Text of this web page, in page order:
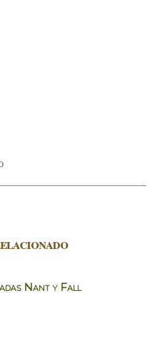
Nant y Fall